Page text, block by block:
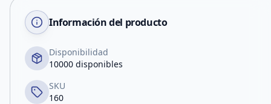
Información del producto
Disponibilidad
10000 disponibles
SKU
160